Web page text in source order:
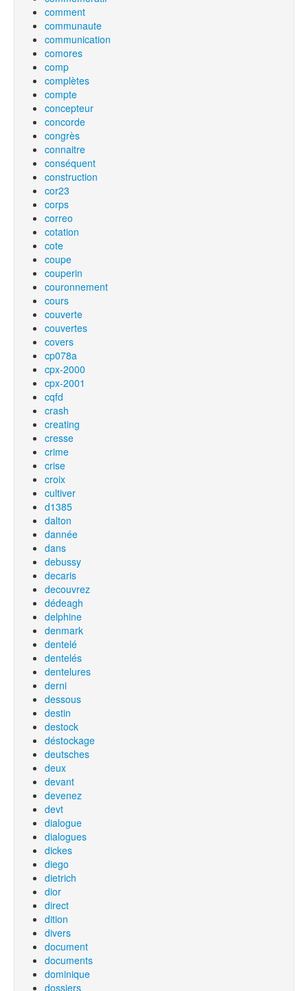
comment
communaute
communication
comores
comp
complètes
compte
concepteur
concorde
congrès
connaitre
conséquent
construction
cor23
corps
correo
cotation
cote
coupe
couperin
couronnement
cours
couverte
couvertes
covers
cp078a
cpx-2000
cpx-2001
cqfd
crash
creating
cresse
crime
crise
croix
cultiver
d1385
dalton
dannée
dans
debussy
decaris
decouvrez
dédeagh
delphine
denmark
dentelé
dentelés
dentelures
derni
dessous
destin
destock
déstockage
deutsches
deux
devant
devenez
devt
dialogue
dialogues
dickes
diego
dietrich
dior
direct
dition
divers
document
documents
dominique
dossiers